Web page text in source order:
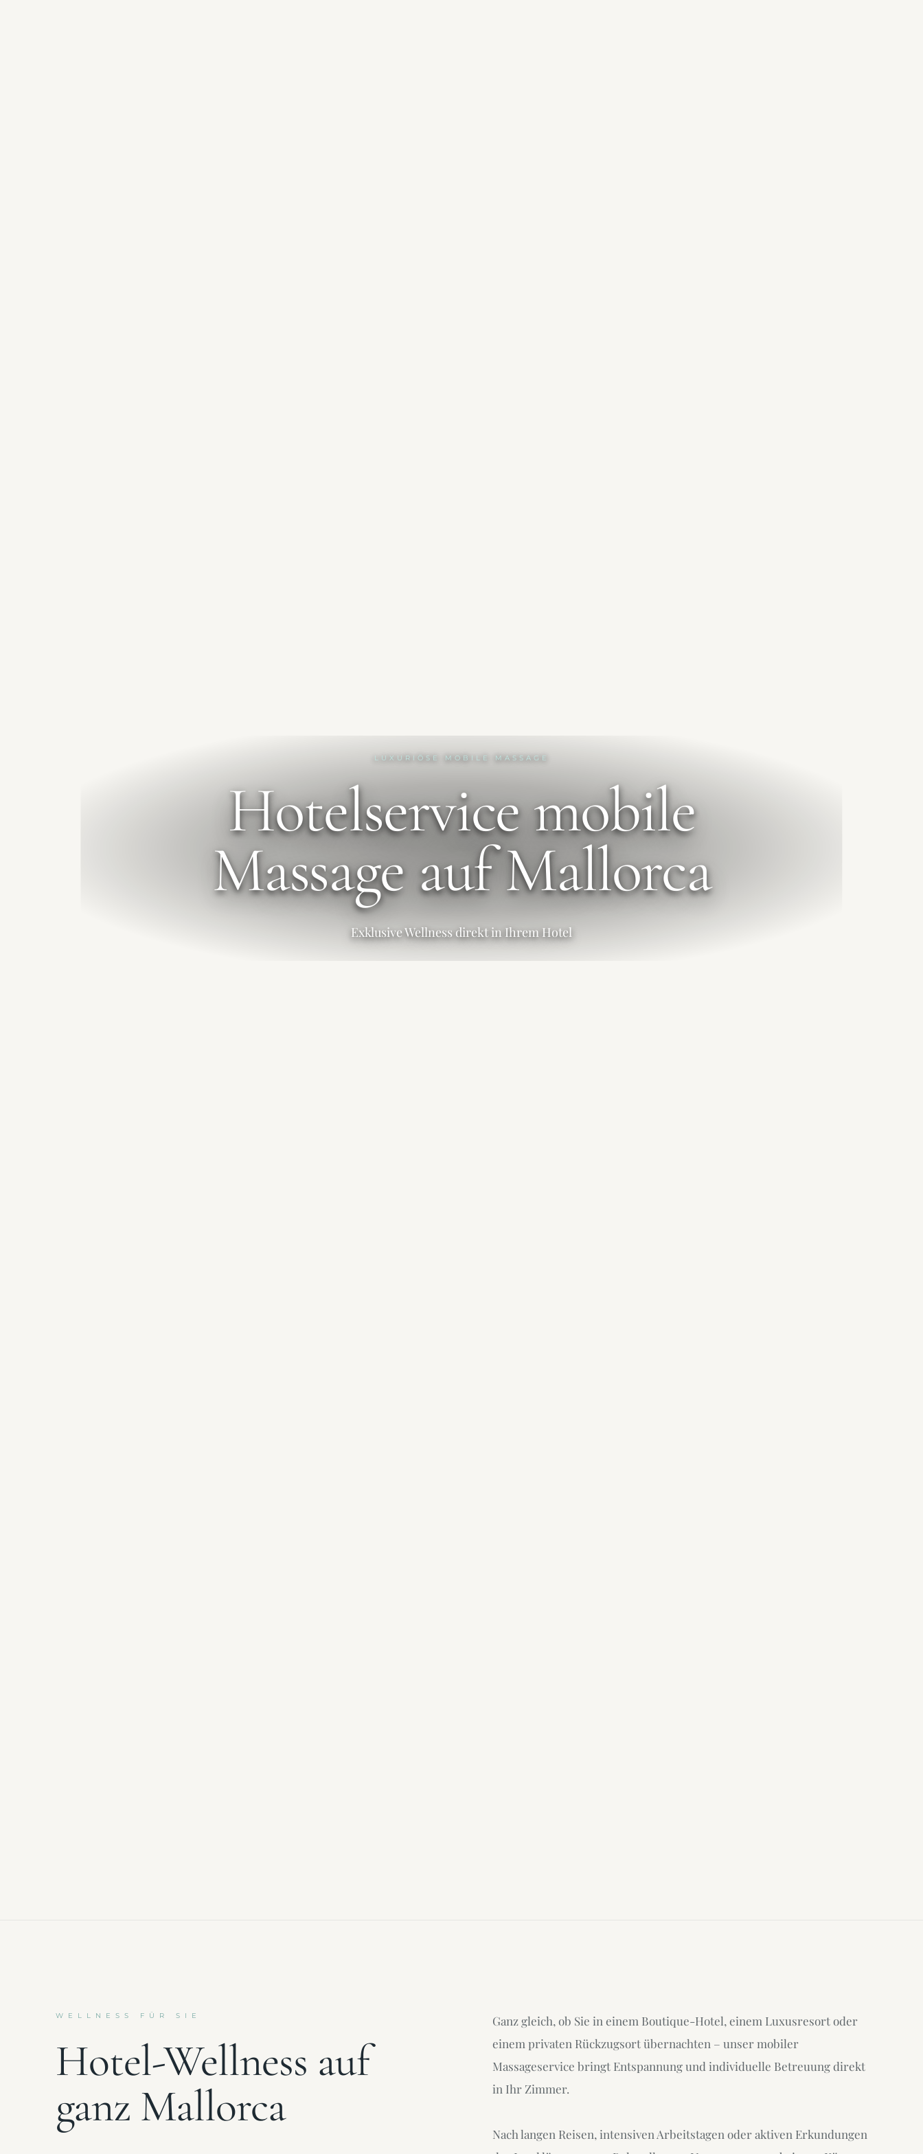
LUXURIÖSE MOBILE MASSAGE
Hotelservice mobile
Massage auf Mallorca
Exklusive Wellness direkt in Ihrem Hotel
WELLNESS FÜR SIE
Hotel-Wellness auf
ganz Mallorca
Ganz gleich, ob Sie in einem Boutique-Hotel, einem Luxusresort oder
einem privaten Rückzugsort übernachten – unser mobiler
Massageservice bringt Entspannung und individuelle Betreuung direkt
in Ihr Zimmer.
Nach langen Reisen, intensiven Arbeitstagen oder aktiven Erkundungen